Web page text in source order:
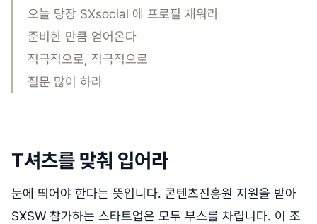
오늘 당장 SXsocial 에 프로필 채워라
준비한 만큼 얻어온다
적극적으로, 적극적으로
질문 많이 하라
T셔츠를 맞춰 입어라
눈에 띄어야 한다는 뜻입니다. 콘텐츠진흥원 지원을 받아
SXSW 참가하는 스타트업은 모두 부스를 차립니다. 이 조